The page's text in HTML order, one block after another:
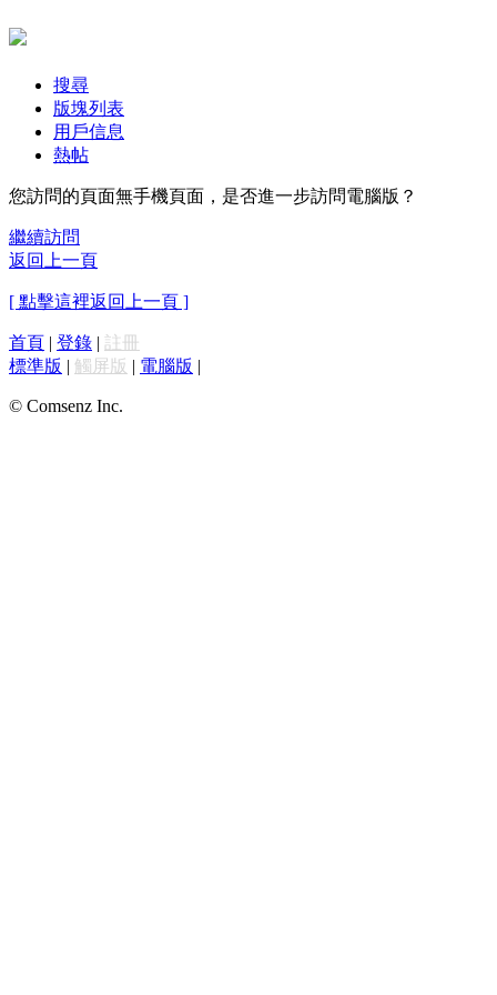
搜尋
版塊列表
用戶信息
熱帖
您訪問的頁面無手機頁面，是否進一步訪問電腦版？
繼續訪問
返回上一頁
[ 點擊這裡返回上一頁 ]
首頁 | 登錄 | 註冊
標準版 | 觸屏版 | 電腦版 |
© Comsenz Inc.